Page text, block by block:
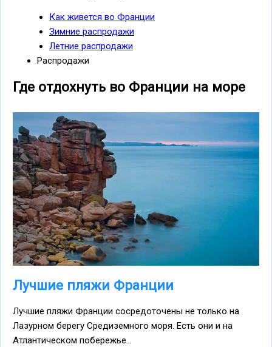
Как живется во Франции
Зимние распродажи
Летние распродажи
Распродажи
Где отдохнуть во Франции на море
Лучшие пляжи Франции
Лучшие пляжи Франции сосредоточены не только на
Лазурном берегу Средиземного моря. Есть они и на
Атлантическом побережье...